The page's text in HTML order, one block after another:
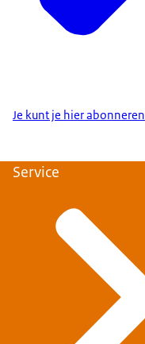
Je kunt je hier abonneren
Service